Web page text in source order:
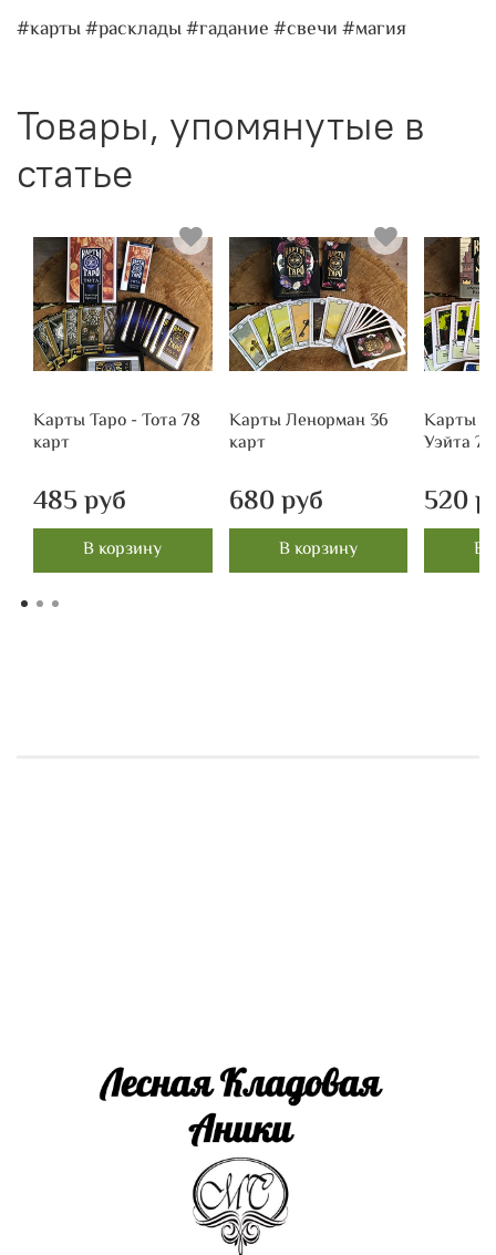
#карты #расклады #гадание #свечи #магия
Товары, упомянутые в
статье
Карты Таро - Тота 78
карт
485 руб
В корзину
Карты Ленорман 36
карт
680 руб
В корзину
Карты
Уэйта
520
В